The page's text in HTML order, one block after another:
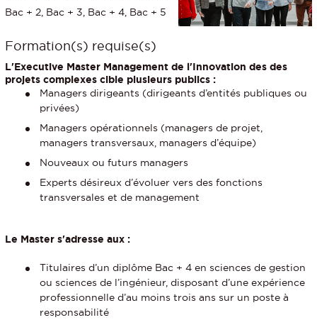
Bac + 2, Bac + 3, Bac + 4, Bac + 5
Formation(s) requise(s)
L'Executive Master Management de l'Innovation des des
projets complexes cible plusieurs publics :
Managers dirigeants (dirigeants d’entités publiques ou
privées)
Managers opérationnels (managers de projet,
managers transversaux, managers d’équipe)
Nouveaux ou futurs managers
Experts désireux d’évoluer vers des fonctions
transversales et de management
Le Master s'adresse aux :
Titulaires d’un diplôme Bac + 4 en sciences de gestion
ou sciences de l’ingénieur, disposant d’une expérience
professionnelle d’au moins trois ans sur un poste à
responsabilité